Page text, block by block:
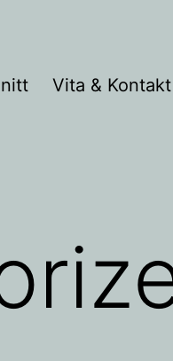
Vita & Kontakt